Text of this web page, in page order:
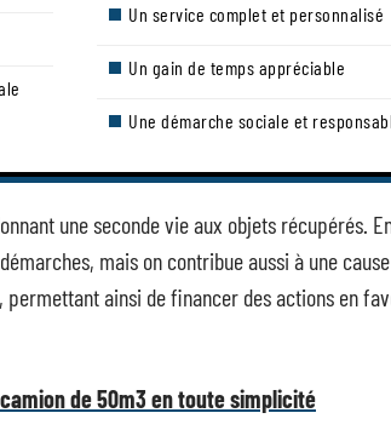
Un service complet et personnalisé
Un gain de temps appréciable
Une démarche sociale et
une seconde vie aux objets récupérés.
mais on contribue aussi à une
ainsi de financer des actions en
de 50m3 en toute simplicité